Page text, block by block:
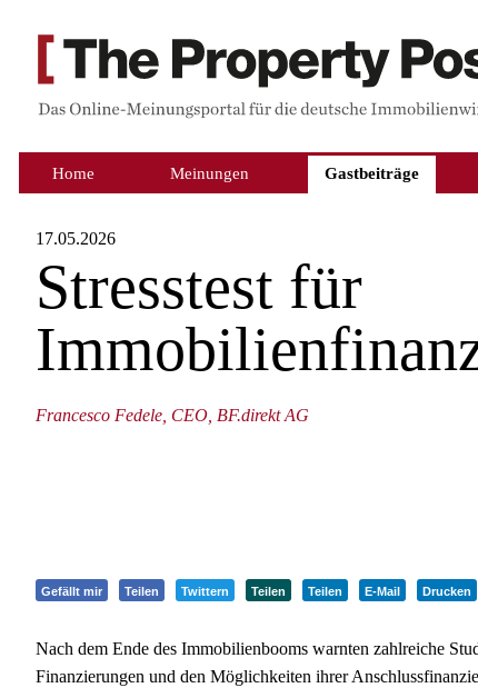
Home Meinungen Gastbeiträge
17.05.2026
Stresstest für
Francesco Fedele, CEO, BF.direkt AG
Gefällt mir Teilen Twittern Teilen Teilen E-Mail Drucken
Nach dem Ende des Immobilienbooms warnten zahlreiche
Finanzierungen und den Möglichkeiten ihrer